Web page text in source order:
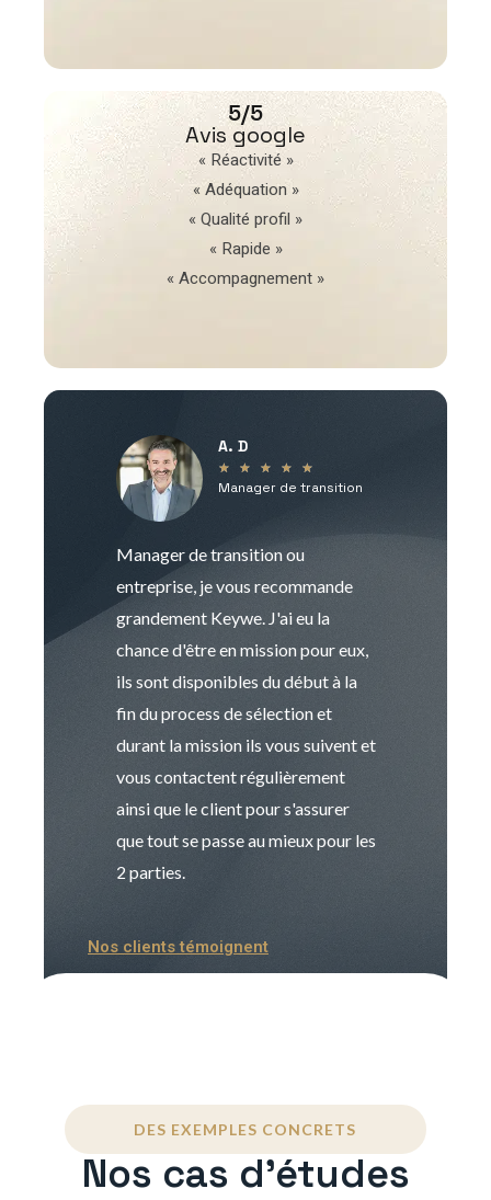
5/5
Avis google
« Réactivité »
« Adéquation »
« Qualité profil »
« Rapide »
« Accompagnement »
A. D
★ ★ ★ ★ ★
Manager de transition
Manager de transition ou
entreprise, je vous recommande
grandement Keywe. J'ai eu la
chance d'être en mission pour eux,
ils sont disponibles du début à la
fin du process de sélection et
durant la mission ils vous suivent et
vous contactent régulièrement
ainsi que le client pour s'assurer
que tout se passe au mieux pour les
2 parties.
Nos clients témoignent
DES EXEMPLES CONCRETS
Nos cas d'études